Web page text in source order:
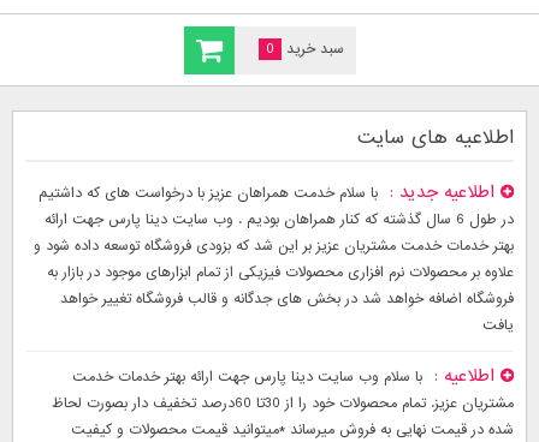
سبد خرید 0
اطلاعیه های سایت
اطلاعیه جدید
با سلام خدمت همراهان عزیز با درخواست های که داشتیم
در طول 6 سال گذشته که کنار همراهان بودیم . وب سایت دینا پارس جهت ارائه
بهتر خدمات خدمت مشتریان عزیز بر این شد که بزودی فروشگاه توسعه داده شود و
علاوه بر محصولات نرم افزاری محصولات فیزیکی از تمام ابزارهای موجود در بازار به
فروشگاه اضافه خواهد شد در بخش های جدگانه و قالب فروشگاه تغییر خواهد
یافت
اطلاعیه
با سلام وب سایت دینا پارس جهت ارائه بهتر خدمات خدمت
مشتریان عزیز. تمام محصولات خود را از 30تا 60درصد تخفیف دار بصورت لحاظ
شده در قیمت نهایی به فروش میرساند *میتوانید قیمت محصولات و کیفیت